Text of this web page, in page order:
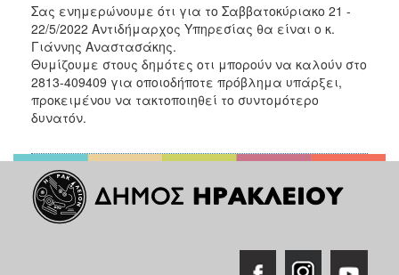
2021
2020
2019
2018
2017
2015
2013
2012
Σας ενημερώνουμε ότι για το Σαββατοκύριακο 21 -
22/5/2022 Αντιδήμαρχος Υπηρεσίας θα είναι ο κ.
Γιάννης Αναστασάκης.
Θυμίζουμε στους δημότες οτι μπορούν να καλούν στο
2813-409409 για οποιοδήποτε πρόβλημα υπάρξει,
προκειμένου να τακτοποιηθεί το συντομότερο
δυνατόν.